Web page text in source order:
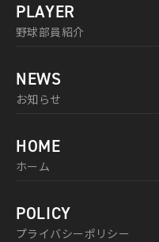
PLAYER
野球部員紹介
NEWS
お知らせ
HOME
ホーム
POLICY
プライバシーポリシー